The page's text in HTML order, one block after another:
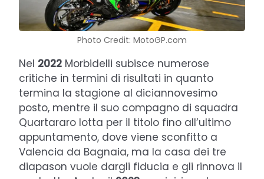
Photo Credit: MotoGP.com
Nel 2022 Morbidelli subisce numerose
critiche in termini di risultati in quanto
termina la stagione al diciannovesimo
posto, mentre il suo compagno di squadra
Quartararo lotta per il titolo fino all’ultimo
appuntamento, dove viene sconfitto a
Valencia da Bagnaia, ma la casa dei tre
diapason vuole dargli fiducia e gli rinnova il